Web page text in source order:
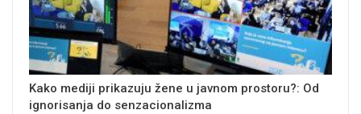
Kako mediji prikazuju žene u javnom prostoru?: Od
ignorisanja do senzacionalizma